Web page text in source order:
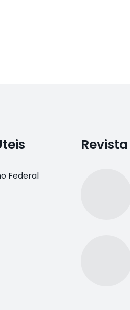
Federal
Revista